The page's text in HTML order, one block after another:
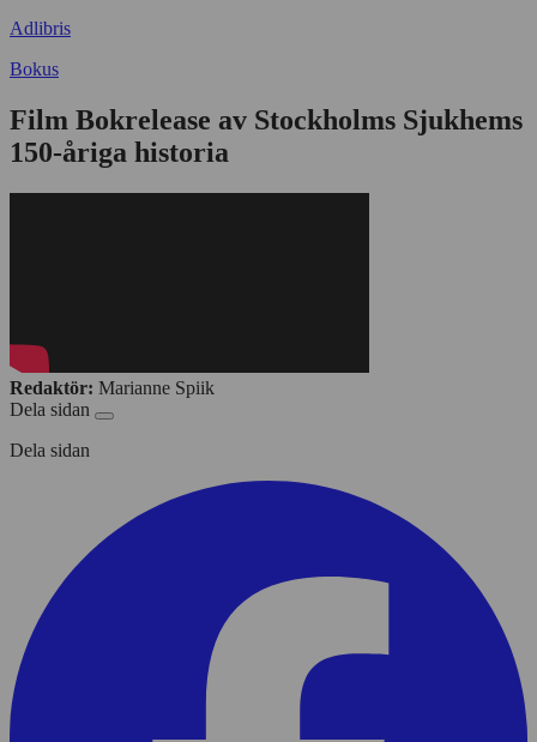
Adlibris
Bokus
Film Bokrelease av Stockholms Sjukhems
150-åriga historia
Redaktör: Marianne Spiik
Dela sidan
Dela sidan